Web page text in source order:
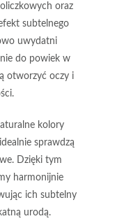
oraz
subtelnego
uwydatni
do powiek w
otworzyć oczy i
kolory
sprawdzą
Dzięki tym
harmonijnie
ich subtelny
urodą.